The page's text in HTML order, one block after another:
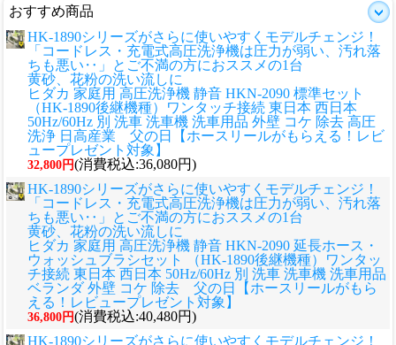
おすすめ商品
HK-1890シリーズがさらに使いやすくモデルチェンジ！
「コードレス・充電式高圧洗浄機は圧力が弱い、汚れ落
ちも悪い‥」とご不満の方におススメの1台
黄砂、花粉の洗い流しに
ヒダカ 家庭用 高圧洗浄機 静音 HKN-2090 標準セット
（HK-1890後継機種）ワンタッチ接続 東日本 西日本
50Hz/60Hz 別 洗車 洗車機 洗車用品 外壁 コケ 除去 高圧
洗浄 日高産業 父の日【ホースリールがもらえる！レビ
ュープレゼント対象】
32,800円(消費税込:36,080円)
HK-1890シリーズがさらに使いやすくモデルチェンジ！
「コードレス・充電式高圧洗浄機は圧力が弱い、汚れ落
ちも悪い‥」とご不満の方におススメの1台
黄砂、花粉の洗い流しに
ヒダカ 家庭用 高圧洗浄機 静音 HKN-2090 延長ホース・
ウォッシュブラシセット （HK-1890後継機種）ワンタッ
チ接続 東日本 西日本 50Hz/60Hz 別 洗車 洗車機 洗車用品
ベランダ 外壁 コケ 除去 父の日【ホースリールがもら
える！レビュープレゼント対象】
36,800円(消費税込:40,480円)
HK-1890シリーズがさらに使いやすくモデルチェンジ！